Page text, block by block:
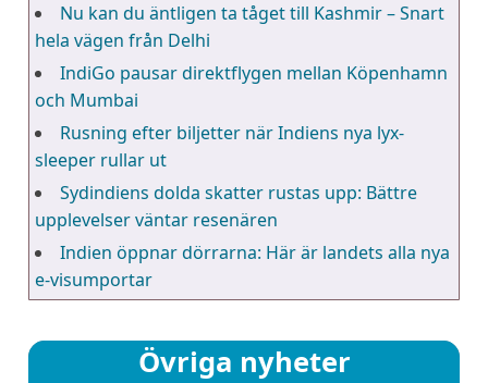
Nu kan du äntligen ta tåget till Kashmir – Snart
hela vägen från Delhi
IndiGo pausar direktflygen mellan Köpenhamn
och Mumbai
Rusning efter biljetter när Indiens nya lyx-
sleeper rullar ut
Sydindiens dolda skatter rustas upp: Bättre
upplevelser väntar resenären
Indien öppnar dörrarna: Här är landets alla nya
e-visumportar
Övriga nyheter